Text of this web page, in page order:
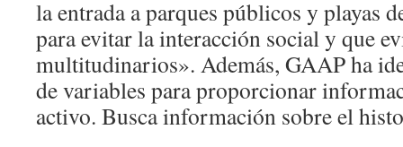
la entrada a parques públicos y playas
para evitar la interacción social y que
multitudinarios». Además, GAAP ha
de variables para proporcionar
activo. Busca información sobre el